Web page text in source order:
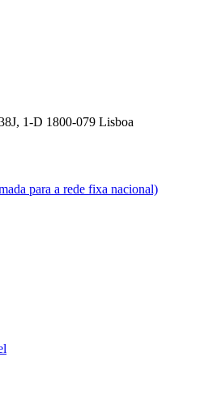
1-D 1800-079 Lisboa
para a rede fixa nacional)